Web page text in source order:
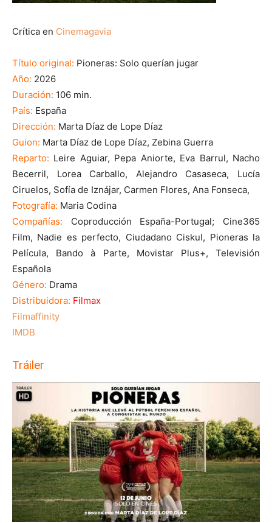
Crítica en Cinemagavia
Título original: Pioneras: Solo querían jugar
Año: 2026
Duración: 106 min.
País: España
Dirección: Marta Díaz de Lope Díaz
Guion: Marta Díaz de Lope Díaz, Zebina Guerra
Reparto: Leire Aguiar, Pepa Aniorte, Eva Barrul, Nacho
Becerril, Lorea Carballo, Alejandro Casaseca, Lucía
Ciruelos, Sofía de Iznájar, Carmen Flores, Ana Fonseca,
Fotografía: Maria Codina
Compañías: Coproducción España-Portugal; Cine365
Film, Nadie es perfecto, Ciudadano Ciskul, Pioneras la
Película, Bando à Parte, Movistar Plus+, Televisión
Española
Género: Drama
Distribuidora: Filmax
Filmaffinity
IMDB
Tráiler